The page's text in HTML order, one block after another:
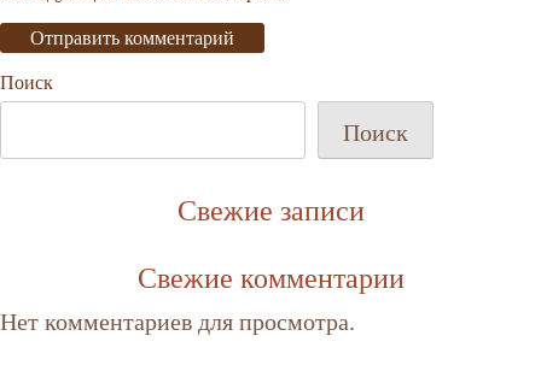
Поиск
Поиск
Свежие записи
Свежие комментарии
Нет комментариев для просмотра.